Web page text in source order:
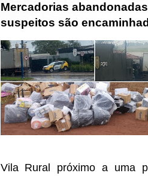
Mercadorias
suspeitos são
Vila Rural próximo a uma